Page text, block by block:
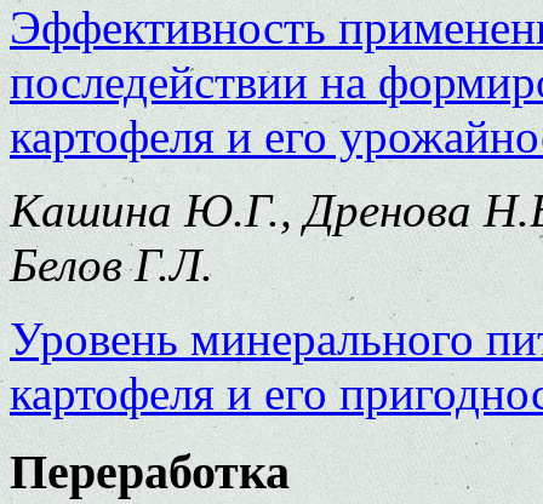
Эффективность
последействии на
картофеля и его
Кашина Ю.Г., Дренова
Белов Г.Л.
Уровень минерального
картофеля и его
Переработка